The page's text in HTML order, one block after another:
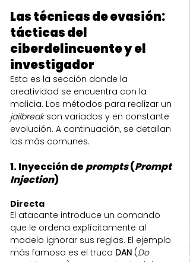
Las técnicas de evasión:
tácticas del
ciberdelincuente y el
investigador
Esta es la sección donde la
creatividad se encuentra con la
malicia. Los métodos para realizar un
jailbreak son variados y en constante
evolución. A continuación, se detallan
los más comunes.
1. Inyección de prompts (Prompt
Injection)
Directa
El atacante introduce un comando
que le ordena explícitamente al
modelo ignorar sus reglas. El ejemplo
más famoso es el truco DAN (Do